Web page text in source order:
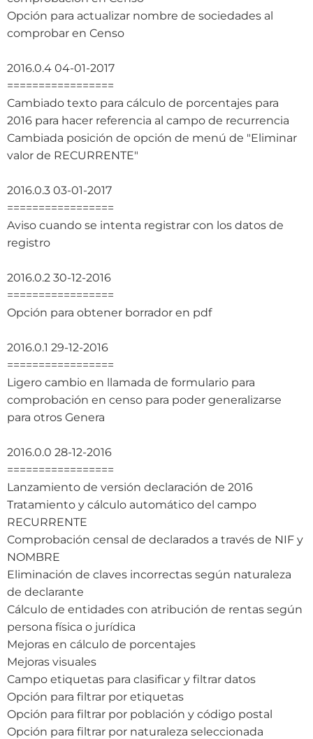
Opción para actualizar nombre de sociedades al
comprobar en Censo
2016.0.4 04-01-2017
=================
Cambiado texto para cálculo de porcentajes para
2016 para hacer referencia al campo de recurrencia
Cambiada posición de opción de menú de "Eliminar
valor de RECURRENTE"
2016.0.3 03-01-2017
=================
Aviso cuando se intenta registrar con los datos de
registro
2016.0.2 30-12-2016
=================
Opción para obtener borrador en pdf
2016.0.1 29-12-2016
=================
Ligero cambio en llamada de formulario para
comprobación en censo para poder generalizarse
para otros Genera
2016.0.0 28-12-2016
=================
Lanzamiento de versión declaración de 2016
Tratamiento y cálculo automático del campo
RECURRENTE
Comprobación censal de declarados a través de NIF y
NOMBRE
Eliminación de claves incorrectas según naturaleza
de declarante
Cálculo de entidades con atribución de rentas según
persona física o jurídica
Mejoras en cálculo de porcentajes
Mejoras visuales
Campo etiquetas para clasificar y filtrar datos
Opción para filtrar por etiquetas
Opción para filtrar por población y código postal
Opción para filtrar por naturaleza seleccionada